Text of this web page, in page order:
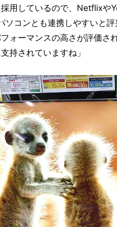
用しているので、Netflixや
ソコンとも連携しやすいと
ォーマンスの高さが評価さ
持されていますね」